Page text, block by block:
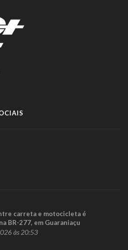
carreta e motocicleta é
BR-277, em Guaraniaçu
às 20:53